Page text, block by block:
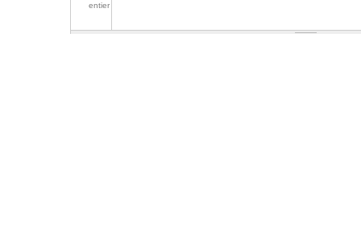
entier